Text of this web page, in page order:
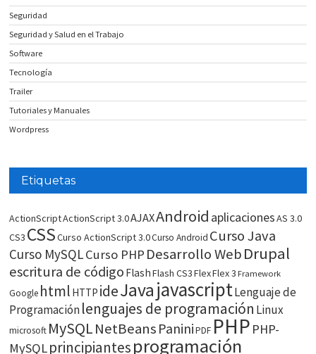
Seguridad
Seguridad y Salud en el Trabajo
Software
Tecnología
Trailer
Tutoriales y Manuales
Wordpress
Etiquetas
ActionScriptActionScript 3.0AJAXAndroid aplicacionesAS 3.0
CS3 CSSCurso ActionScript 3.0Curso Android Curso Java
Curso MySQLCurso PHP Desarrollo WebDrupal
escritura de código FlashFlash CS3FlexFlex 3 Framework
Google html HTTP ideJavajavascriptLenguaje de
Programaciónlenguajes de programación Linux
microsoft MySQLNetBeans Panini PDF PHP PHP-
MySQLprincipiantesprogramación